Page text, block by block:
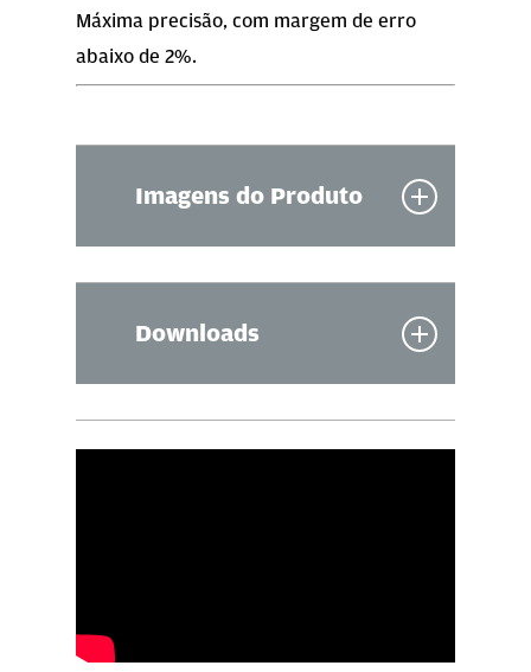
Máxima precisão, com margem de erro
abaixo de 2%.
Imagens do Produto
Downloads
inglês)